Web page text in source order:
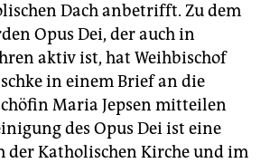
Dach anbetrifft. Zu dem
Opus Dei, der auch in
aktiv ist, hat Weihbischof
in einem Brief an die
Maria Jepsen mitteilen
des Opus Dei ist eine
der Katholischen Kirche und im